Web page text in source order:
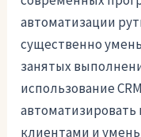
автоматизации
существенно
занятых
использование
автоматизировать
клиентами и